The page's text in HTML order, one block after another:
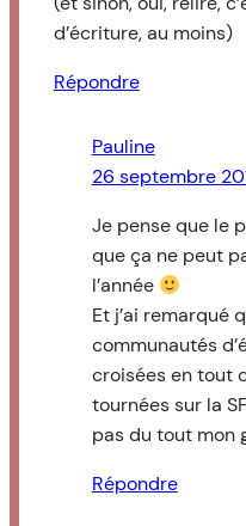
d’écriture, au moins)
Répondre
Pauline
26 septembre
Je pense que le
que ça ne peut
l’année
Et j’ai remarqué
communautés
croisées en tout
tournées sur la
pas du tout mon
Répondre